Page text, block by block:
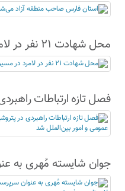
محل شهادت
گرفت
فصل تازه ارتباطات
حاجی‌دولو سکاندار
جوان شایسته مُهری به
راهداری اداره کل راه و